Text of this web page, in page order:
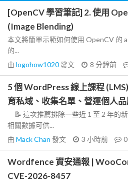
[OpenCV 學習筆記] 2. 使用
(Image Blending)
本文將簡單示範如何使用 OpenCV 的
的...
由 logohow1020發文 8 分鐘前
5 個 WordPress 線上課程
育私域、收集名單、營運個人
📝 這次推薦排除一些近 1 至 2 年的
相關數據可供...
由 Mack Chan 發文 3 小時前 0
Wordfence 資安通報 |
CVE-2026-8457